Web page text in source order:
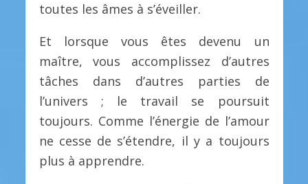
toutes les âmes à s’éveiller.
Et lorsque vous êtes devenu un
maître, vous accomplissez d’autres
tâches dans d’autres parties de
l’univers ; le travail se poursuit
toujours. Comme l’énergie de l’amour
ne cesse de s’étendre, il y a toujours
plus à apprendre.